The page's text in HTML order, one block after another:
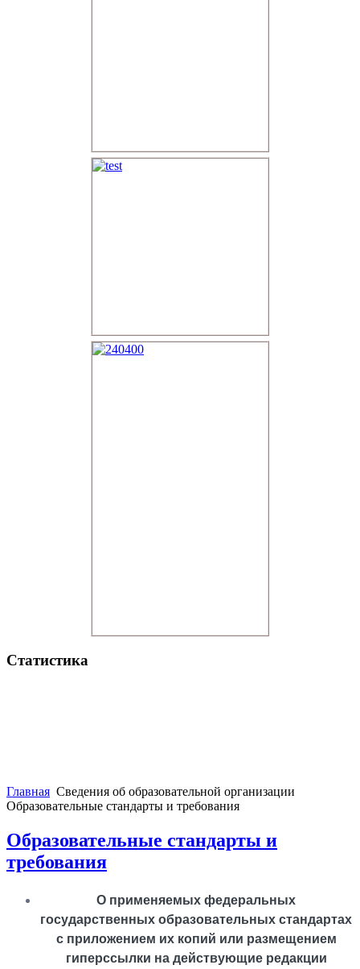
Статистика
Главная Сведения об образовательной организации
Образовательные стандарты и требования
Образовательные стандарты и
требования
О применяемых федеральных
государственных образовательных стандартах
с приложением их копий или размещением
гиперссылки на действующие редакции